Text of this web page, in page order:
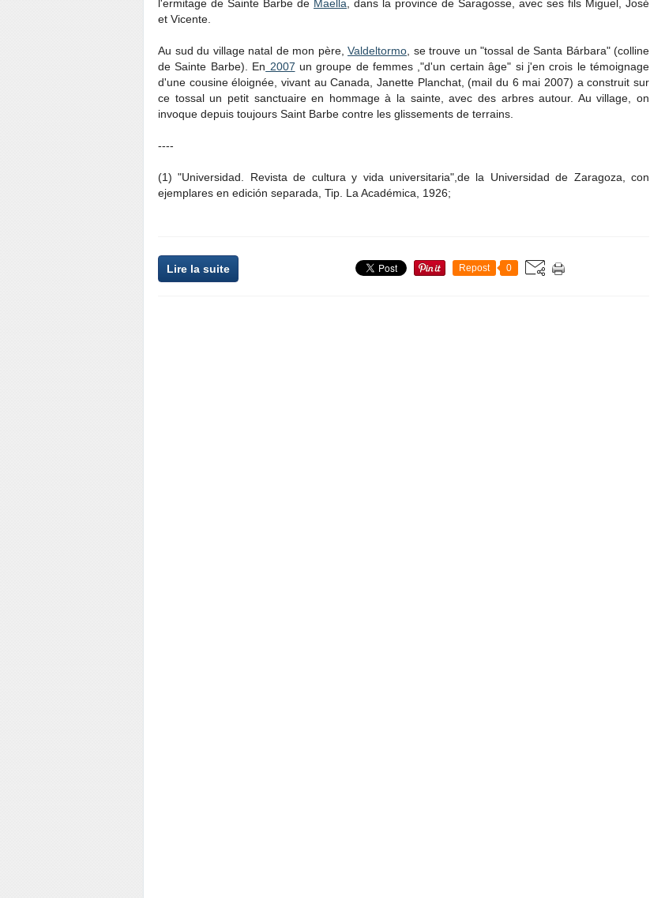
l'ermitage de Sainte Barbe de Maella , dans la province de Saragosse, avec ses fils Miguel, José
et Vicente.
Au sud du village natal de mon père, Valdeltormo , se trouve un "tossal de Santa Bárbara" (colline
de Sainte Barbe). En 2007 un groupe de femmes ,"d'un certain âge" si j'en crois le témoignage
d'une cousine éloignée, vivant au Canada, Janette Planchat, (mail du 6 mai 2007) a construit sur
ce tossal un petit sanctuaire en hommage à la sainte, avec des arbres autour. Au village, on
invoque depuis toujours Saint Barbe contre les glissements de terrains.
----
(1) "Universidad. Revista de cultura y vida universitaria",de la Universidad de Zaragoza, con
ejemplares en edición separada, Tip. La Académica, 1926;
Lire la suite Repost 0